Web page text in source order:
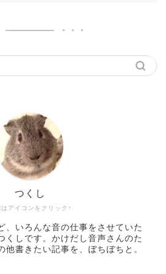
アイコンをクリック↑
つくし
、いろんな音の仕事をさせていた
くしです。かけだし音声さんのた
他書きたい記事を、ぼちぼちと。